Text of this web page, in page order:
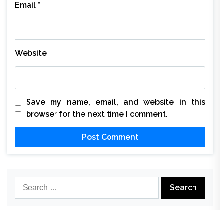
Email *
Website
Save my name, email, and website in this
browser for the next time I comment.